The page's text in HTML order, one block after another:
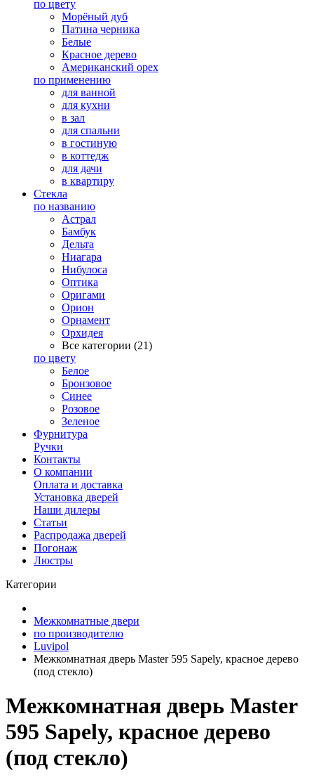
по цвету
Морёный дуб
Патина черника
Белые
Красное дерево
Американский орех
по применению
для ванной
для кухни
в зал
для спальни
в гостиную
в коттедж
для дачи
в квартиру
Стекла
по названию
Астрал
Бамбук
Дельта
Ниагара
Нибулоса
Оптика
Оригами
Орион
Орнамент
Орхидея
Все категории (21)
по цвету
Белое
Бронзовое
Синее
Розовое
Зеленое
Фурнитура
Ручки
Контакты
О компании
Оплата и доставка
Установка дверей
Наши дилеры
Статьи
Распродажа дверей
Погонаж
Люстры
Категории
Межкомнатные двери
по производителю
Luvipol
Межкомнатная дверь Master 595 Sapely, красное дерево
(под стекло)
Межкомнатная дверь Master
595 Sapely, красное дерево
(под стекло)